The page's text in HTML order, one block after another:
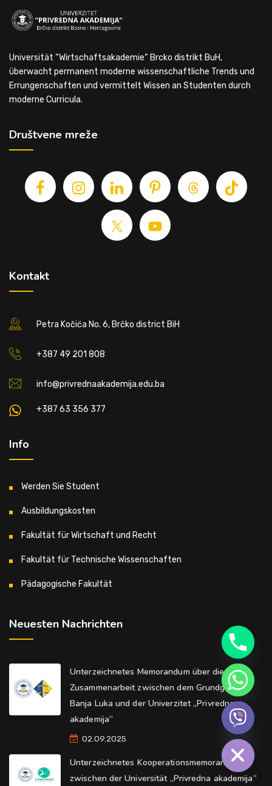
Universität “Wirtschaftsakademie“ Brcko distrikt BuH,
überwacht permanent moderne wissenschaftliche Trends und
Errungenschaften und vermittelt Wissen an Studenten durch
moderne Curricula.
Društvene mreže
Kontakt
Petra Kočića No. 6, Brčko district BiH
+387 49 201 808
info@privrednaakademija.edu.ba
+387 63 356 377
Info
Werden Sie Student
Ausbildungskosten
Fakultät für Wirtschaft und Recht
Fakultät für Technische Wissenschaften
Pädagogische Fakultät
Neuesten Nachrichten
Unterzeichnetes Memorandum über die
Zusammenarbeit zwischen dem Grundgericht
Banja Luka und der Univerzitet „Privredna
akademija“
02.09.2025
Unterzeichnetes Kooperationsmemorandum
zwischen der Universität „Privredna akademija“
Hide chaty